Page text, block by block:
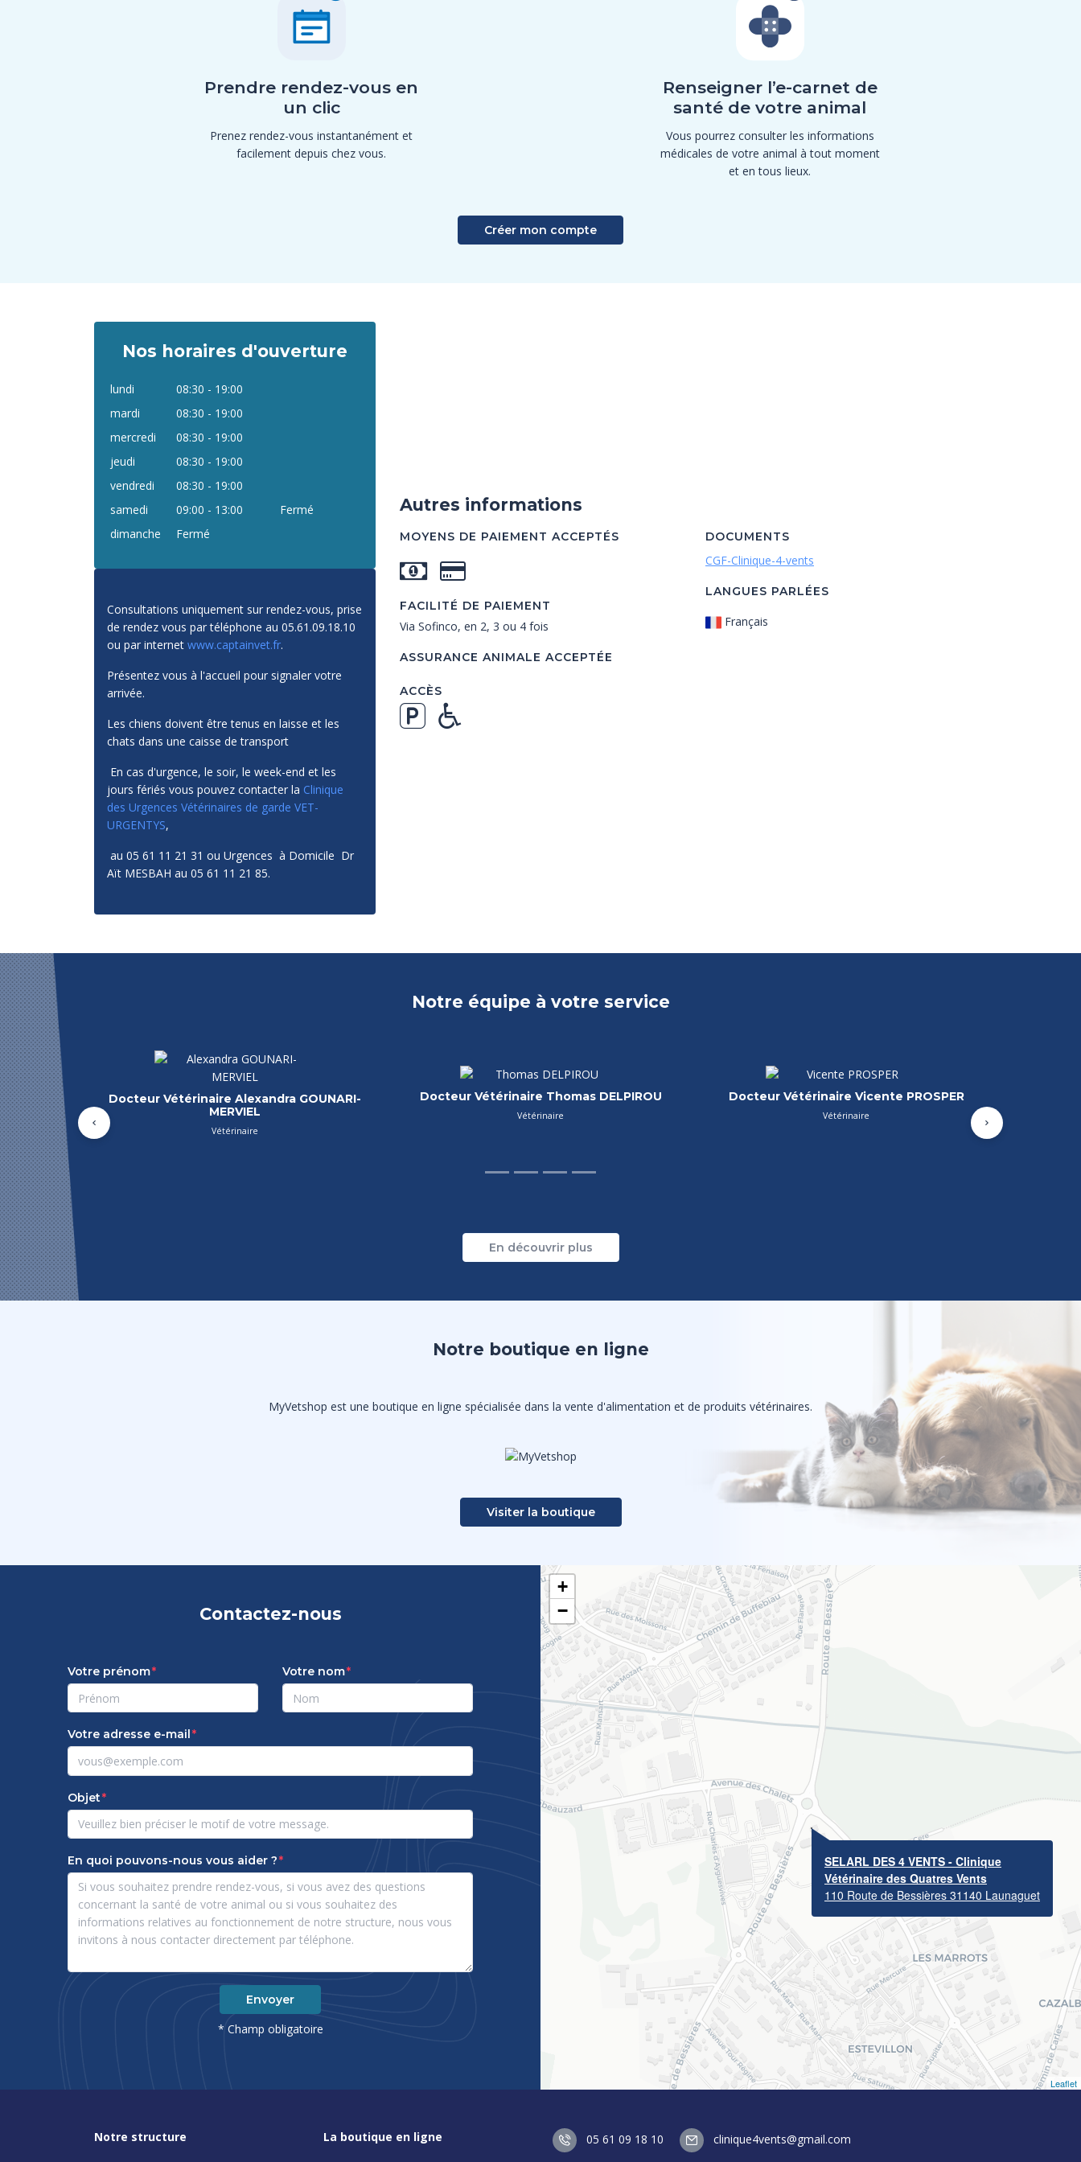
Prendre rendez-vous en
un clic
Prenez rendez-vous instantanément et
facilement depuis chez vous.
Renseigner l’e-carnet de
santé de votre animal
Vous pourrez consulter les informations
médicales de votre animal à tout moment
et en tous lieux.
Créer mon compte
Nos horaires d'ouverture
lundi
08:30 - 19:00
mardi
08:30 - 19:00
mercredi
08:30 - 19:00
jeudi
08:30 - 19:00
vendredi
08:30 - 19:00
samedi
09:00 - 13:00
Fermé
dimanche
Fermé
Consultations uniquement sur rendez-vous, prise
de rendez vous par téléphone au 05.61.09.18.10
ou par internet www.captainvet.fr.
Présentez vous à l'accueil pour signaler votre
arrivée.
Les chiens doivent être tenus en laisse et les
chats dans une caisse de transport
En cas d'urgence, le soir, le week-end et les
jours fériés vous pouvez contacter la Clinique
des Urgences Vétérinaires de garde VET-
URGENTYS,
au 05 61 11 21 31 ou Urgences à Domicile Dr
Aït MESBAH au 05 61 11 21 85.
Autres informations
DOCUMENTS
CGF-Clinique-4-vents
LANGUES PARLÉES
Français
MOYENS DE PAIEMENT ACCEPTÉS
FACILITÉ DE PAIEMENT
Via Sofinco, en 2, 3 ou 4 fois
ASSURANCE ANIMALE ACCEPTÉE
ACCÈS
Notre équipe à votre service
Assistante Vétérinaire Cécile HELOUVRY
ASV
Assistante Vétérinaire Léa DUNOYER
ASV
Précédent Suivant
SELARL DES 4 VENTS - Clinique
110 Route de Bessières 31140 Launaguet
−
Leaflet
Votre adresse e-mail
Objet
En quoi pouvons-nous vous aider ?
Envoyer
* Champ obligatoire
Nos services
S'inscrire / Se connecter